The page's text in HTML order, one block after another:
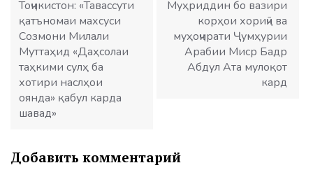
Тоҷикистон: «Тавассути
қатъномаи махсуси
Созмони Милали
Муттаҳид «Даҳсолаи
таҳкими сулҳ ба
хотири наслҳои
оянда» қабул карда
шавад»
Муҳриддин бо вазири
корҳои хориҷӣ ва
муҳоҷирати Ҷумҳурии
Арабии Миср Бадр
Абдул Ата мулоқот
кард
Добавить комментарий